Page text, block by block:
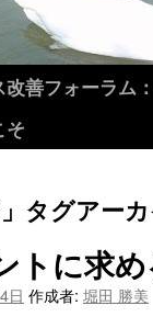
改善フォーラム
そ
」タグアー
トに求
日 作成者: 堀田 勝美